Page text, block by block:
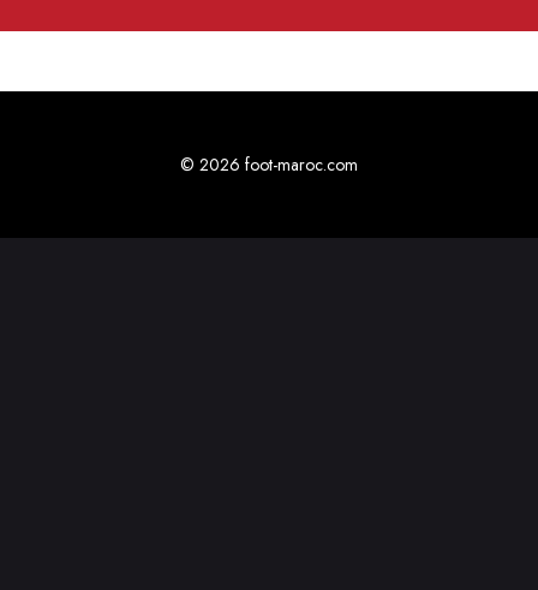
© 2026 foot-maroc.com